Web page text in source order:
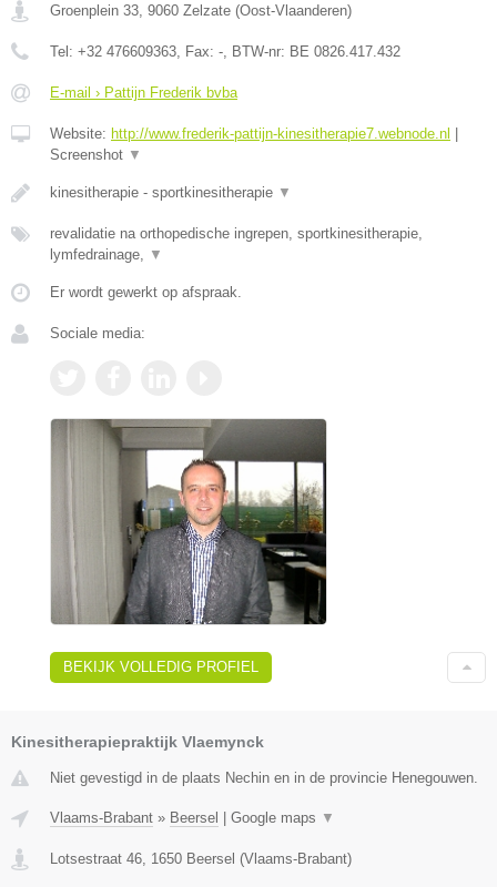
Groenplein 33 9060 Zelzate (Oost-Vlaanderen)
Tel: +32 476609363 , Fax: - , BTW-nr: BE 0826.417.432
E-mail › Pattijn Frederik bvba
Website: http://www.frederik-pattijn-kinesitherapie7.webnode.nl |
Screenshot ▼
kinesitherapie - sportkinesitherapie ▼
revalidatie na orthopedische ingrepen, sportkinesitherapie,
lymfedrainage,
▼
Er wordt gewerkt op afspraak.
Sociale media:
BEKIJK VOLLEDIG PROFIEL
Kinesitherapiepraktijk Vlaemynck
Niet gevestigd in de plaats Nechin en in de provincie Henegouwen.
Vlaams-Brabant » Beersel Google maps ▼
Lotsestraat 46, 1650 Beersel (Vlaams-Brabant)